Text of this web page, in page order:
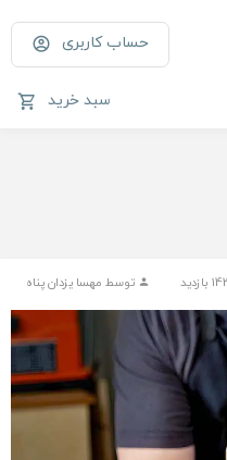
حساب کاربری
سبد خرید
توسط مهسا یزدان پناه